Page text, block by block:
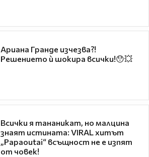
Ариана Гранде изчезва?!
Решението ѝ шокира всички!😯💥
Всички я тананикат, но малцина
знаят истината: VIRAL хитът
„Papaoutai“ всъщност не е изпят
от човек!